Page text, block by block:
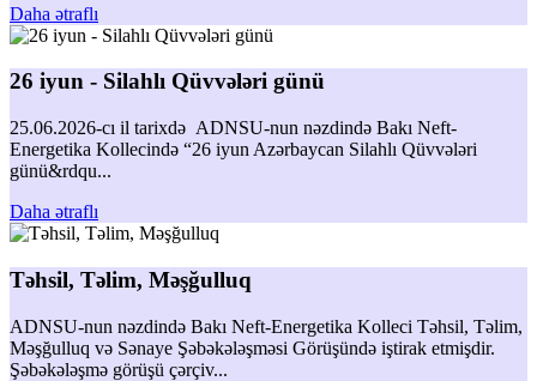
Daha ətraflı
26 iyun - Silahlı Qüvvələri günü
25.06.2026-cı il tarixdə ADNSU-nun nəzdində Bakı Neft-
Energetika Kollecində “26 iyun Azərbaycan Silahlı Qüvvələri
günü&rdqu...
Daha ətraflı
Təhsil, Təlim, Məşğulluq
ADNSU-nun nəzdində Bakı Neft-Energetika Kolleci Təhsil, Təlim,
Məşğulluq və Sənaye Şəbəkələşməsi Görüşündə iştirak etmişdir.
Şəbəkələşmə görüşü çərçiv...